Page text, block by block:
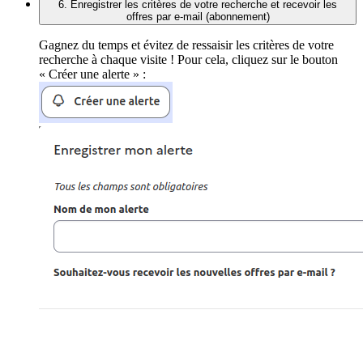
6. Enregistrer les critères de votre recherche et recevoir les
offres par e-mail (abonnement)
Gagnez du temps et évitez de ressaisir les critères de votre
recherche à chaque visite ! Pour cela, cliquez sur le bouton
« Créer une alerte » :